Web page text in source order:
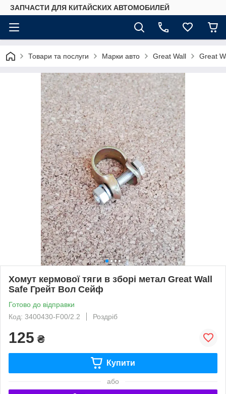
ЗАПЧАСТИ ДЛЯ КИТАЙСКИХ АВТОМОБИЛЕЙ
Товари та послуги Марки авто Great Wall Great
Хомут кермової тяги в зборі метал Great Wall
Safe Грейт Вол Сейф
Готово до відправки
Код: 3400430-F00/2.2
Роздріб
125 ₴
Купити
або